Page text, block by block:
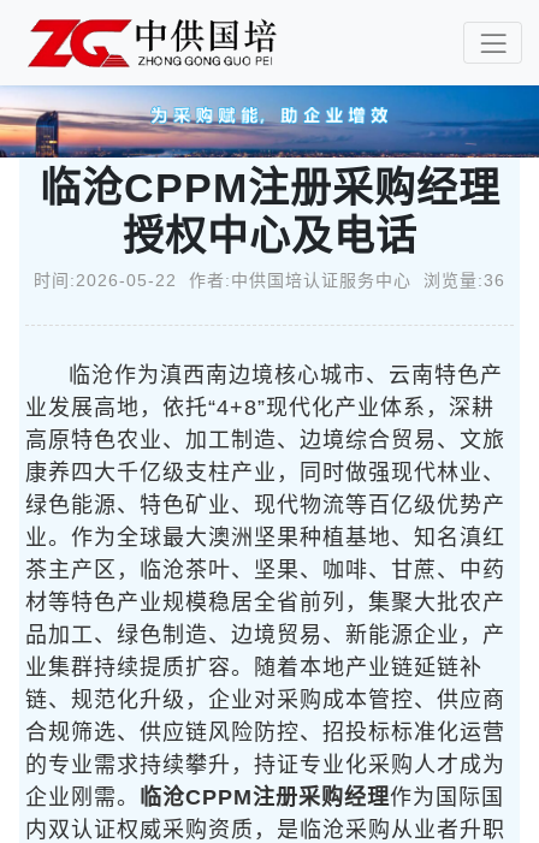
临沧CPPM注册采购经理
授权中心及电话
时间:2026-05-22 作者:中供国培认证服务中心 浏览量:36
临沧作为滇西南边境核心城市、云南特色产
业发展高地，依托“4+8”现代化产业体系，深耕
高原特色农业、加工制造、边境综合贸易、文旅
康养四大千亿级支柱产业，同时做强现代林业、
绿色能源、特色矿业、现代物流等百亿级优势产
业。作为全球最大澳洲坚果种植基地、知名滇红
茶主产区，临沧茶叶、坚果、咖啡、甘蔗、中药
材等特色产业规模稳居全省前列，集聚大批农产
品加工、绿色制造、边境贸易、新能源企业，产
业集群持续提质扩容。随着本地产业链延链补
链、规范化升级，企业对采购成本管控、供应商
合规筛选、供应链风险防控、招投标标准化运营
的专业需求持续攀升，持证专业化采购人才成为
企业刚需。 临沧CPPM注册采购经理作为国际国
内双认证权威采购资质，是临沧采购从业者升职